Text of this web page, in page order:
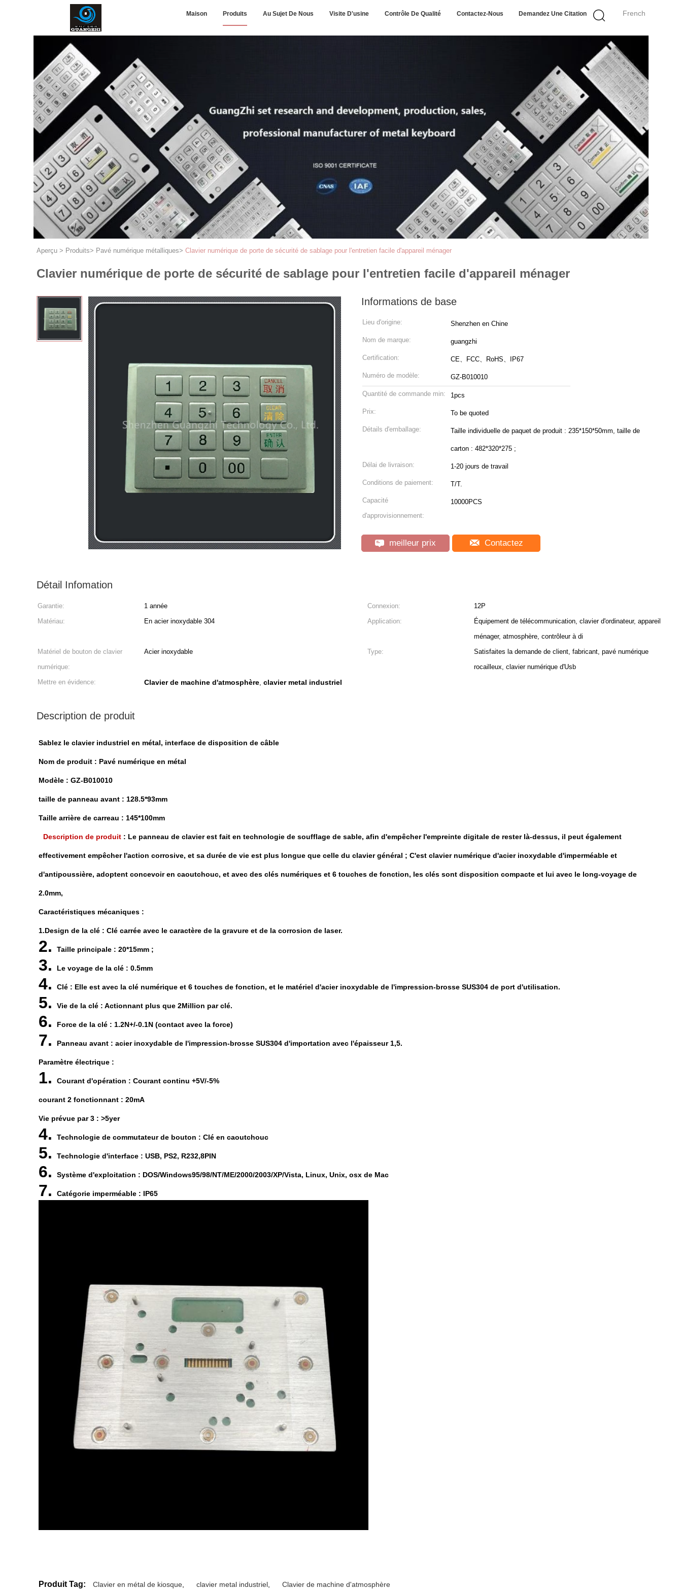
French
Maison Produits Au Sujet De Nous Visite D'usine Contrôle De Qualité Contactez-Nous Demandez Une Citation
Aperçu > Produits> Pavé numérique métalliques> Clavier numérique de porte de sécurité de sablage pour l'entretien facile d'appareil ménager
Clavier numérique de porte de sécurité de sablage pour l'entretien facile d'appareil ménager
Informations de base
Lieu d'origine: Shenzhen en Chine
Nom de marque: guangzhi
Certification: CE、FCC、RoHS、IP67
Numéro de modèle: GZ-B010010
Quantité de commande min: 1pcs
Prix: To be quoted
Détails d'emballage: Taille individuelle de paquet de produit : 235*150*50mm, taille de
carton : 482*320*275 ;
Délai de livraison: 1-20 jours de travail
Conditions de paiement: T/T.
Capacité
d'approvisionnement:
10000PCS
meilleur prix Contactez
Détail Infomation
Garantie: 1 année Connexion:
12P
Matériau:
En acier inoxydable 304 Application:
Équipement de télécommunication, clavier d'ordinateur, appareil
ménager, atmosphère, contrôleur à di
Matériel de bouton de clavier
numérique:
Acier inoxydable Type:
Satisfaites la demande de client, fabricant, pavé numérique
rocailleux, clavier numérique d'Usb
Mettre en évidence:
Clavier de machine d'atmosphère, clavier metal industriel
Description de produit
Sablez le clavier industriel en métal, interface de disposition de câble
Nom de produit : Pavé numérique en métal
Modèle : GZ-B010010
taille de panneau avant : 128.5*93mm
Taille arrière de carreau : 145*100mm
Description de produit : Le panneau de clavier est fait en technologie de soufflage de sable, afin d'empêcher l'empreinte digitale de rester là-dessus, il peut également
effectivement empêcher l'action corrosive, et sa durée de vie est plus longue que celle du clavier général ; C'est clavier numérique d'acier inoxydable d'imperméable et
d'antipoussière, adoptent concevoir en caoutchouc, et avec des clés numériques et 6 touches de fonction, les clés sont disposition compacte et lui avec le long-voyage de
2.0mm,
Caractéristiques mécaniques :
1.Design de la clé : Clé carrée avec le caractère de la gravure et de la corrosion de laser.
2. Taille principale : 20*15mm ;
3. Le voyage de la clé : 0.5mm
4. Clé : Elle est avec la clé numérique et 6 touches de fonction, et le matériel d'acier inoxydable de l'impression-brosse SUS304 de port d'utilisation.
5. Vie de la clé : Actionnant plus que 2Million par clé.
6. Force de la clé : 1.2N+/-0.1N (contact avec la force)
7. Panneau avant : acier inoxydable de l'impression-brosse SUS304 d'importation avec l'épaisseur 1,5.
Paramètre électrique :
1. Courant d'opération : Courant continu +5V/-5%
courant 2 fonctionnant : 20mA
Vie prévue par 3 : >5yer
4. Technologie de commutateur de bouton : Clé en caoutchouc
5. Technologie d'interface : USB, PS2, R232,8PIN
6. Système d'exploitation : DOS/Windows95/98/NT/ME/2000/2003/XP/Vista, Linux, Unix, osx de Mac
7. Catégorie imperméable : IP65
Produit Tag: Clavier en métal de kiosque clavier metal industriel Clavier de machine d'atmosphère